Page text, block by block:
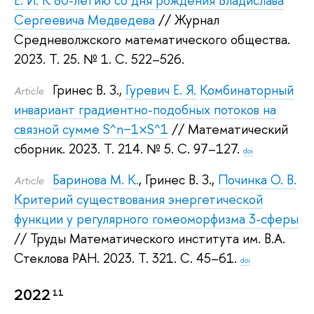
Сергеевича Медведева // Журнал
Средневолжского математического общества.
2023. Т. 25. № 1. С. 522–526.
Article Гринес В. З., Гуревич Е. Я. Комбинаторный
инвариант градиентно-подобных потоков на
связной сумме S^n−1×S^1 // Математический
сборник. 2023. Т. 214. № 5. С. 97–127. doi
Article Баринова М. К., Гринес В. З., Починка О. В.
Критерий существования энергетической
функции у регулярного гомеоморфизма 3-сферы
// Труды Математического института им. В.А.
Стеклова РАН. 2023. Т. 321. С. 45–61. doi
2022 11